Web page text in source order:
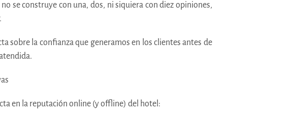
se construye con una, dos, ni siquiera con diez opiniones,
sobre la confianza que generamos en los clientes antes de
en la reputación online (y offline) del hotel: